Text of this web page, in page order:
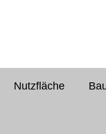
Nutzfläche